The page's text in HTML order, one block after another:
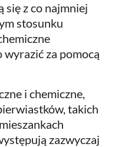
się z co najmniej
stosunku
za pomocą
i chemiczne,
takich
zazwyczaj